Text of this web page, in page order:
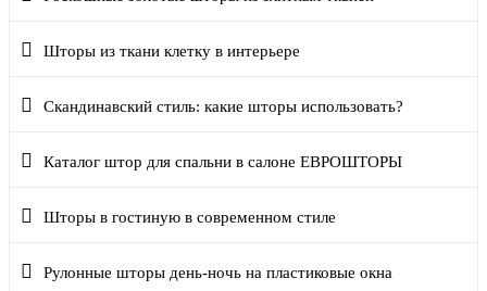
Шторы из ткани клетку в интерьере
Скандинавский стиль: какие шторы использовать?
Каталог штор для спальни в салоне ЕВРОШТОРЫ
Шторы в гостиную в современном стиле
Рулонные шторы день-ночь на пластиковые окна